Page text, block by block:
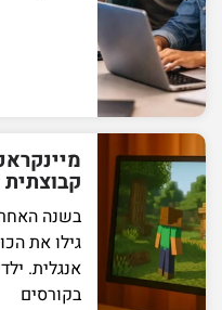
קבוצתית
בשנה
גילו את
אנגלית.
בקורסים